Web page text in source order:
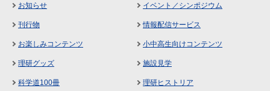
お知らせ イベント／シンポジウム
刊行物 情報配信サービス
お楽しみコンテンツ 小中高生向けコンテンツ
理研グッズ 施設見学
科学道100冊 理研ヒストリア